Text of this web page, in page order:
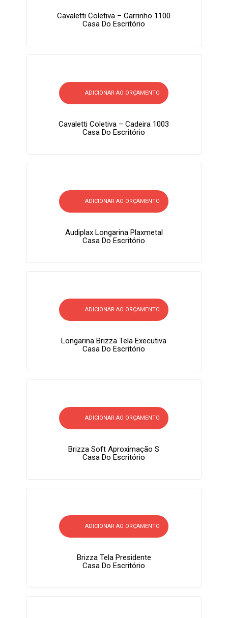
Cavaletti Coletiva – Carrinho 1100
Casa Do Escritório
ADICIONAR AO ORÇAMENTO
Cavaletti Coletiva – Cadeira 1003
Casa Do Escritório
ADICIONAR AO ORÇAMENTO
Audiplax Longarina Plaxmetal
Casa Do Escritório
ADICIONAR AO ORÇAMENTO
Longarina Brizza Tela Executiva
Casa Do Escritório
ADICIONAR AO ORÇAMENTO
Brizza Soft Aproximação S
Casa Do Escritório
ADICIONAR AO ORÇAMENTO
Brizza Tela Presidente
Casa Do Escritório